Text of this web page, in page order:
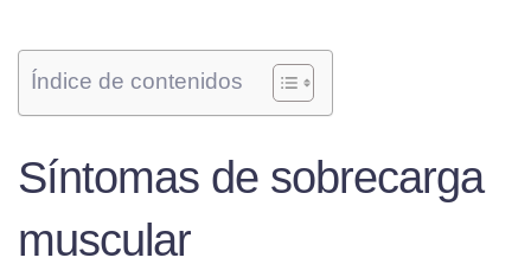
Índice de contenidos
Síntomas de sobrecarga
muscular